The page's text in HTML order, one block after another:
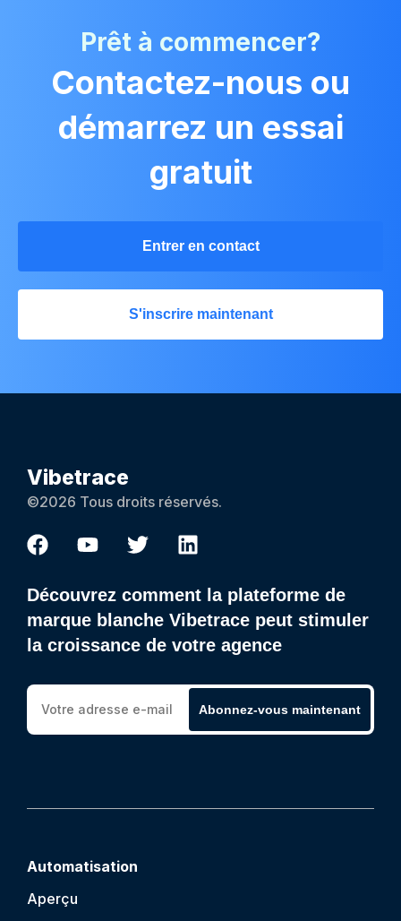
Prêt à commencer?
Contactez-nous ou
démarrez un essai
gratuit
Entrer en contact
S'inscrire maintenant
Vibetrace
©2026 Tous droits réservés.
Découvrez comment la plateforme de
marque blanche Vibetrace peut stimuler
la croissance de votre agence
Abonnez-vous maintenant
Automatisation
Aperçu